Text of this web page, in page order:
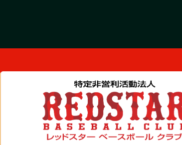
2026.08.19
情報ライブ ミヤネ屋
2026.08.17
●20時～ Bitfan(会員限定)
赤星憲広の入ってねぇーんだよ！